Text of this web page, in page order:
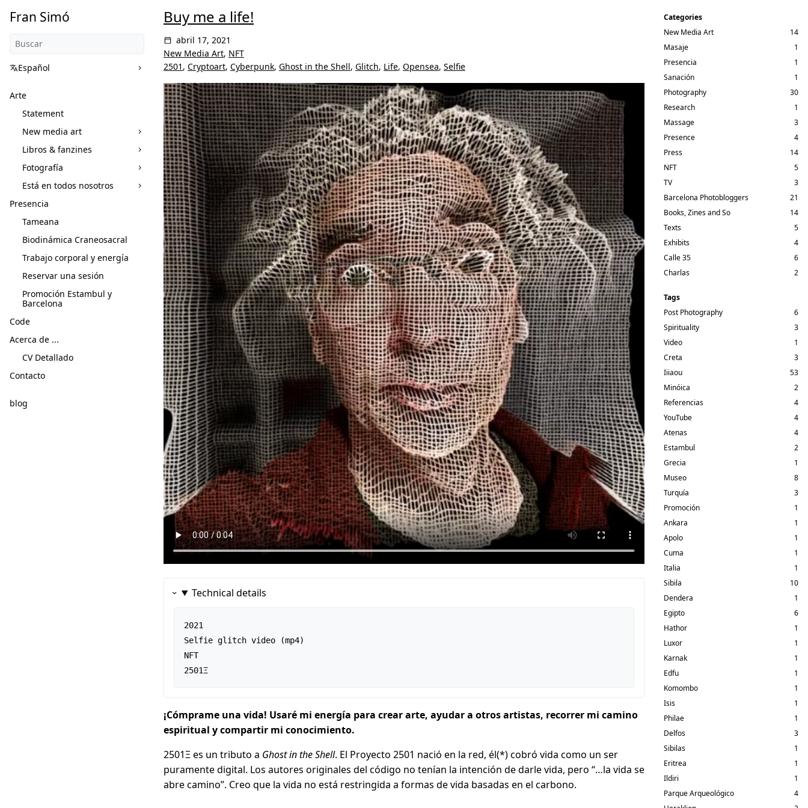
Fran Simó
Español
Arte
Statement
New media art
Libros & fanzines
Fotografía
Está en todos nosotros
Presencia
Tameana
Biodinámica Craneosacral
Trabajo corporal y energía
Reservar una sesión
Promoción Estambul y
Barcelona
Code
Acerca de ...
CV Detallado
Contacto
blog
Buy me a life!
abril 17, 2021
New Media Art, NFT
2501 , Cryptoart, Cyberpunk, Ghost in the Shell, Glitch, Life, Opensea, Selfie
Technical details
2021
Selfie glitch video (mp4)
NFT
2501Ξ
¡Cómprame una vida! Usaré mi energía para crear arte, ayudar a otros artistas, recorrer mi camino
espiritual y compartir mi conocimiento.
2501Ξ es un tributo a Ghost in the Shell. El Proyecto 2501 nació en la red, él(*) cobró vida como un ser
puramente digital. Los autores originales del código no tenían la intención de darle vida, pero “…la vida se
abre camino”. Creo que la vida no está restringida a formas de vida basadas en el carbono.
Categories
New Media Art
14
Masaje
1
Presencia
1
Sanación
1
Photography
30
Research
1
Massage
3
Presence
4
Press
14
NFT
5
TV
3
Barcelona Photobloggers
21
Books, Zines and So
14
Texts
5
Exhibits
4
Calle 35
6
Charlas
2
Tags
Post Photography
6
Spirituality
3
Video
1
Creta
3
Iiiaou
53
Minóica
2
Referencias
4
YouTube
4
Atenas
4
Estambul
2
Grecia
1
Museo
8
Turquía
3
Promoción
1
Ankara
1
Apolo
1
Cuma
1
Italia
1
Sibila
10
Dendera
1
Egipto
6
Hathor
1
Luxor
1
Karnak
1
Edfu
1
Komombo
1
Isis
1
Philae
1
Delfos
3
Sibilas
1
Eritrea
1
Ildiri
1
Parque Arqueológico
4